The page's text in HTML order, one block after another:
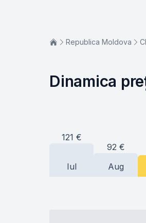
Republica Moldova
Dinamica
121 €
Iul
92 €
Aug